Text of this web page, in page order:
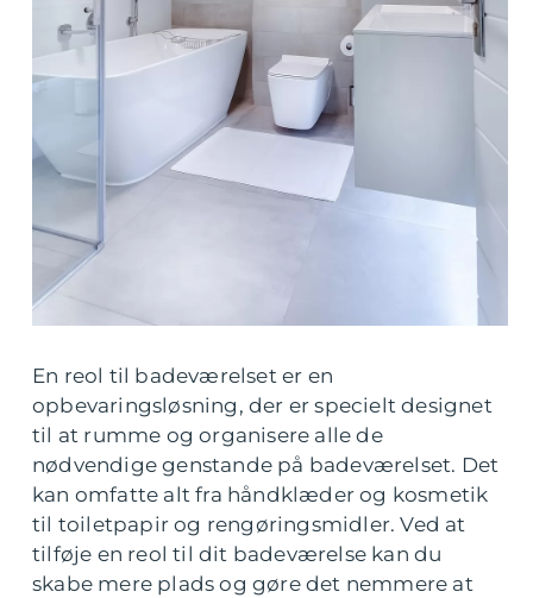
En reol til badeværelset er en
opbevaringsløsning, der er specielt designet
til at rumme og organisere alle de
nødvendige genstande på badeværelset. Det
kan omfatte alt fra håndklæder og kosmetik
til toiletpapir og rengøringsmidler. Ved at
tilføje en reol til dit badeværelse kan du
skabe mere plads og gøre det nemmere at